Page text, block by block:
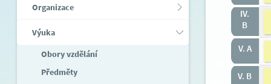
Organizace
Výuka
Obory vzdělání
Předměty
IV.
B
V. A
V. B